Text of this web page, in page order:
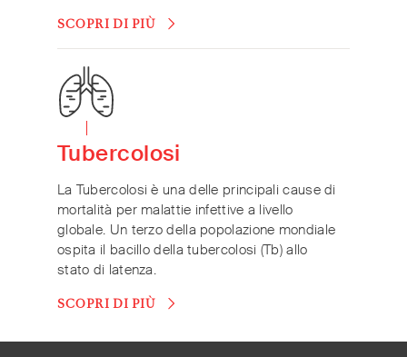
SCOPRI DI PIÙ
Tubercolosi
La Tubercolosi è una delle principali cause di
mortalità per malattie infettive a livello
globale. Un terzo della popolazione mondiale
ospita il bacillo della tubercolosi (Tb) allo
stato di latenza.
SCOPRI DI PIÙ